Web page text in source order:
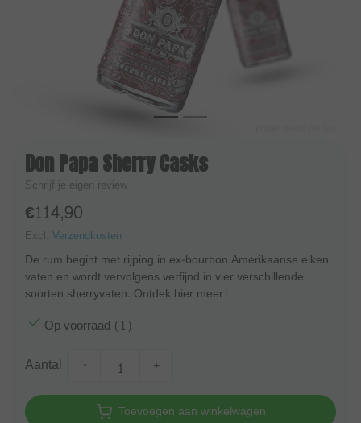
Don Papa Sherry Casks
Schrijf je eigen review
€114,90
Excl. Verzendkosten
De rum begint met rijping in ex-bourbon Amerikaanse eiken
vaten en wordt vervolgens verfijnd in vier verschillende
soorten sherryvaten. Ontdek hier meer!
Op voorraad (1)
Aantal +
Toevoegen aan winkelwagen